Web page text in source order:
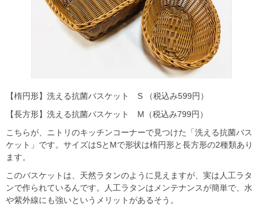
【楕円形】洗える抗菌バスケット S （税込み599円）
【長方形】洗える抗菌バスケット M（税込み799円）
こちらが、ニトリのキッチンコーナーで見つけた「洗える抗菌バス
ケット」です。サイズはSとMで形状は楕円形と長方形の2種類あり
ます。
このバスケットは、天然ラタンのように見えますが、実は人工ラタ
ンで作られているんです。人工ラタンはメンテナンスが簡単で、水
や紫外線にも強いというメリットがあるそう。